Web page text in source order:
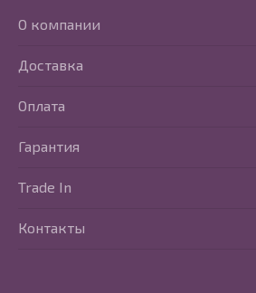
О компании
Доставка
Оплата
Гарантия
Trade In
Контакты